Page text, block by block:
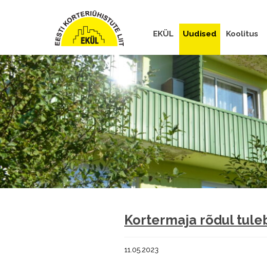
EKÜL Uudised Koolitus
Kortermaja rõdul
11.05.2023